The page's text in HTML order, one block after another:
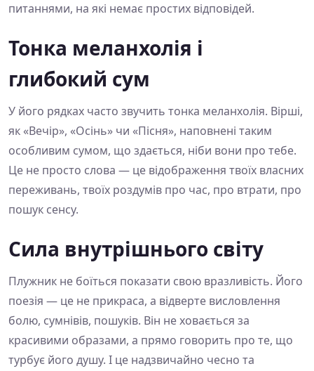
питаннями, на які немає простих відповідей.
Тонка меланхолія і
глибокий сум
У його рядках часто звучить тонка меланхолія. Вірші,
як «Вечір», «Осінь» чи «Пісня», наповнені таким
особливим сумом, що здається, ніби вони про тебе.
Це не просто слова — це відображення твоїх власних
переживань, твоїх роздумів про час, про втрати, про
пошук сенсу.
Сила внутрішнього світу
Плужник не боїться показати свою вразливість. Його
поезія — це не прикраса, а відверте висловлення
болю, сумнівів, пошуків. Він не ховається за
красивими образами, а прямо говорить про те, що
турбує його душу. І це надзвичайно чесно та